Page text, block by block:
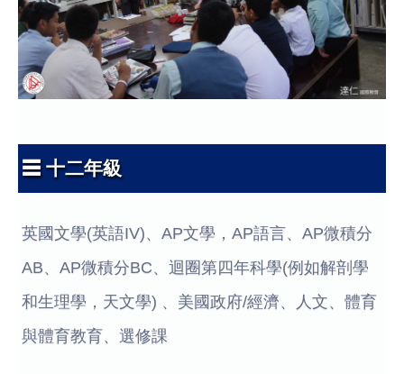
☰ 十二年級
英國文學(英語IV)、AP文學，AP語言、AP微積分
AB、AP微積分BC、迴圈第四年科學(例如解剖學
和生理學，天文學) 、美國政府/經濟、人文、體育
與體育教育、選修課